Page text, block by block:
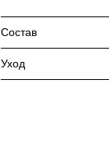
Состав
Уход